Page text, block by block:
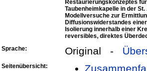
Restaurierungskonzeptes
Taubenheimkapelle in der
Modellversuche zur
Diffusionswiderstandes
Isolierung innerhalb einer
reversibles, direktes
Sprache:
Original -
Seitenübersicht: